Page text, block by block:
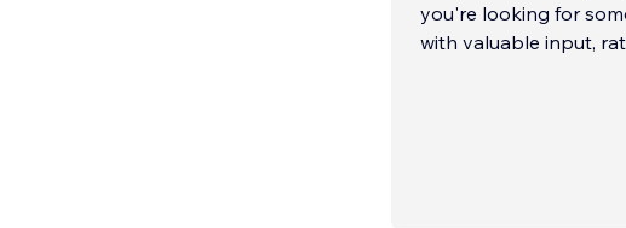
you're looking for
with valuable input,